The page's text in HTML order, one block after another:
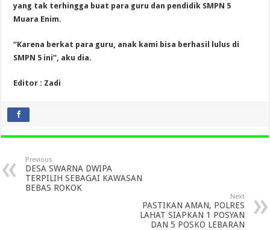
yang tak terhingga buat para guru dan pendidik SMPN 5
Muara Enim.
“Karena berkat para guru, anak kami bisa berhasil lulus di
SMPN 5 ini”, aku dia.
Editor : Zadi
Previous
DESA SWARNA DWIPA
TERPILIH SEBAGAI KAWASAN
BEBAS ROKOK
Next
PASTIKAN AMAN, POLRES
LAHAT SIAPKAN 1 POSYAN
DAN 5 POSKO LEBARAN